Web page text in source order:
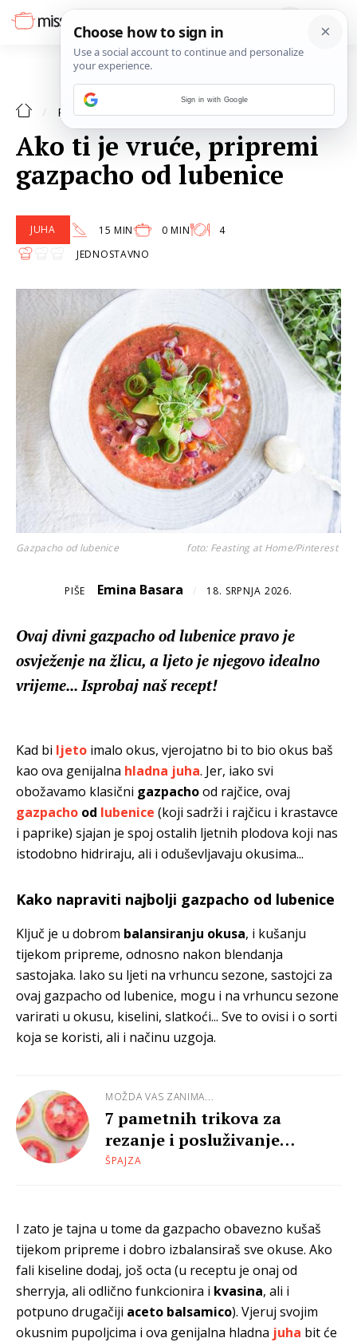
RECEPTI JUHA
Ako ti je vruće, pripremi
gazpacho od lubenice
JUHA 15 MIN 0 MIN
4
JEDNOSTAVNO
Gazpacho od lubenice foto: Feasting at Home/Pinterest
PIŠE Emina Basara / 18. SRPNJA 2026.
Ovaj divni gazpacho od lubenice pravo je
osvježenje na žlicu, a ljeto je njegovo idealno
vrijeme... Isprobaj naš recept!
Kad bi ljeto imalo okus, vjerojatno bi to bio okus baš
kao ova genijalna hladna juha. Jer, iako svi
obožavamo klasični gazpachood rajčice, ovaj
gazpacho od lubenice (koji sadrži i rajčicu i krastavce
i paprike) sjajan je spoj ostalih ljetnih plodova koji nas
istodobno hidriraju, ali i oduševljavaju okusima...
Kako napraviti najbolji gazpacho od lubenice
Ključ je u dobrom balansiranju okusa, i kušanju
tijekom pripreme, odnosno nakon blendanja
sastojaka. Iako su ljeti na vrhuncu sezone, sastojci za
ovaj gazpacho od lubenice, mogu i na vrhuncu sezone
varirati u okusu, kiselini, slatkoći... Sve to ovisi i o sorti
koja se koristi, ali i načinu uzgoja.
MOŽDA VAS ZANIMA...
7 pametnih trikova za
rezanje i posluživanje
lubenice
ŠPAJZA
I zato je tajna u tome da gazpacho obavezno kušaš
tijekom pripreme i dobro izbalansiraš sve okuse. Ako
fali kiseline dodaj, još octa (u receptu je onaj od
sherryja, ali odlično funkcionira i kvasina, ali i
potpuno drugačiji aceto balsamico). Vjeruj svojim
okusnim pupoljcima i ova genijalna hladna juha bit će
Sign in with Google